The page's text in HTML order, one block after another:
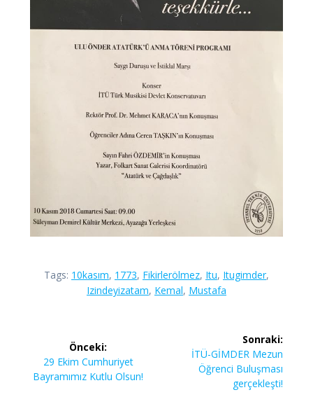
Tags: 10kasım, 1773, Fikirlerölmez, Itu, Itugimder,
Izindeyizatam, Kemal, Mustafa
gezinmesi
Önceki:
Önceki
yazı:
29 Ekim Cumhuriyet
Bayramımız Kutlu Olsun!
Sonraki:
Sonraki
yazı:
İTÜ-GİMDER Mezun
Öğrenci Buluşması
gerçekleşti!